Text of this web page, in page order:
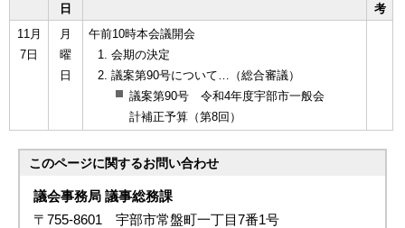
日
考
11月
7日
月
曜
日
午前10時本会議開会
会期の決定
議案第90号について…（総合審議）
議案第90号 令和4年度宇部市一般会
計補正予算（第8回）
このページに関するお問い合わせ
議会事務局 議事総務課
〒755-8601 宇部市常盤町一丁目7番1号